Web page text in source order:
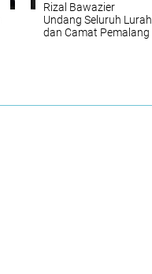
Rizal Bawazier
Undang Seluruh Lurah
dan Camat Pemalang